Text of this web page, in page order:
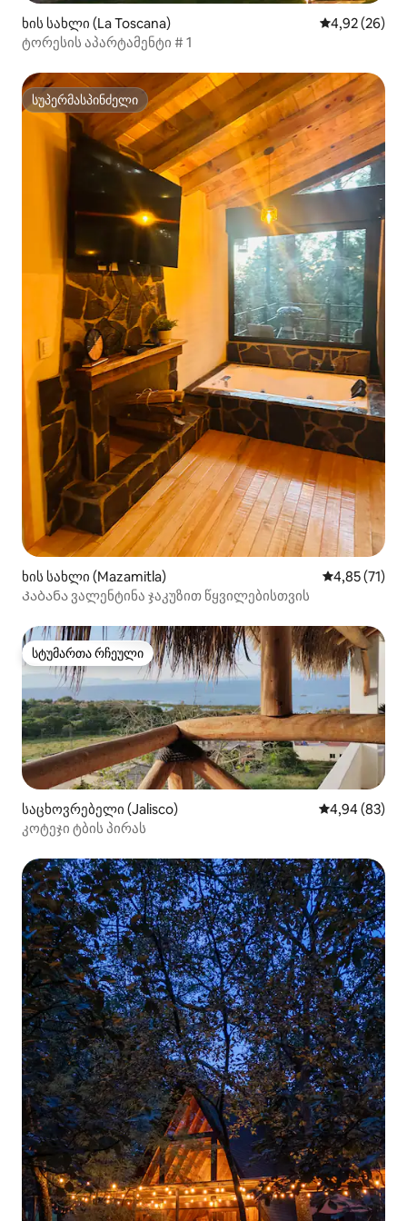
ხის სახლი (La Toscana) საშუალო
4,92 (26)
ტორესის აპარტამენტი # 1
სუპერმასპინძელი
სუპერმასპინძელი
ხის სახლი (Mazamitla) საშუალო
4,85 (71)
Კაბანა ვალენტინა ჯაკუზით წყვილებისთვის
სტუმართა რჩეული
სტუმართა რჩეული
საცხოვრებელი (Jalisco) საშუალო
4,94 (83)
კოტეჯი ტბის პირას